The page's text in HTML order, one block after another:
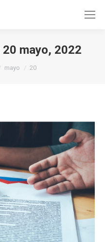
20 mayo, 2022
mayo 20